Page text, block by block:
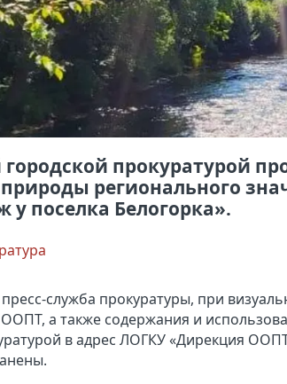
городской прокуратурой
регионального
у поселка Белогорка».
служба прокуратуры, при
а также содержания и
в адрес ЛОГКУ «Дирекция